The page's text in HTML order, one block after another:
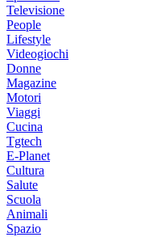
Televisione
People
Lifestyle
Videogiochi
Donne
Magazine
Motori
Viaggi
Cucina
Tgtech
E-Planet
Cultura
Salute
Scuola
Animali
Spazio